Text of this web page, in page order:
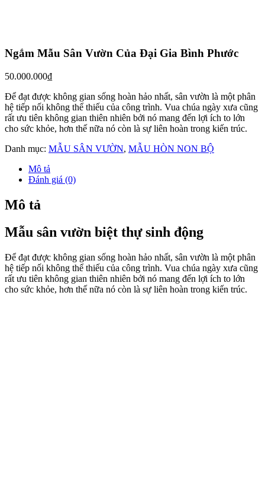
Ngắm Mẫu Sân Vườn Của Đại Gia Bình Phước
50.000.000₫
Để đạt được không gian sống hoàn hảo nhất, sân vườn là một phân
hệ tiếp nối không thể thiếu của công trình. Vua chúa ngày xưa cũng
rất ưu tiên không gian thiên nhiên bởi nó mang đến lợi ích to lớn
cho sức khỏe, hơn thế nữa nó còn là sự liên hoàn trong kiến trúc.
Danh mục: MẪU SÂN VƯỜN, MẪU HÒN NON BỘ
Mô tả
Đánh giá (0)
Mô tả
Mẫu sân vườn biệt thự sinh động
Để đạt được không gian sống hoàn hảo nhất, sân vườn là một phân
hệ tiếp nối không thể thiếu của công trình. Vua chúa ngày xưa cũng
rất ưu tiên không gian thiên nhiên bởi nó mang đến lợi ích to lớn
cho sức khỏe, hơn thế nữa nó còn là sự liên hoàn trong kiến trúc.